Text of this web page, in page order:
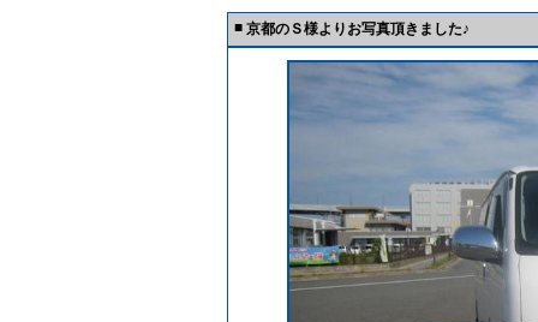
■ 京都のＳ様よりお写真頂きました♪